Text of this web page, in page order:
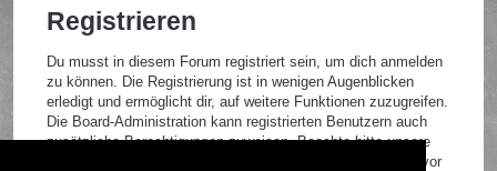
Registrieren
Du musst in diesem Forum registriert sein, um dich anmelden
zu können. Die Registrierung ist in wenigen Augenblicken
erledigt und ermöglicht dir, auf weitere Funktionen zuzugreifen.
Die Board-Administration kann registrierten Benutzern auch
zusätzliche Berechtigungen zuweisen. Beachte bitte unsere
Nutzungsbedingungen und die verwandten Regelungen, bevor